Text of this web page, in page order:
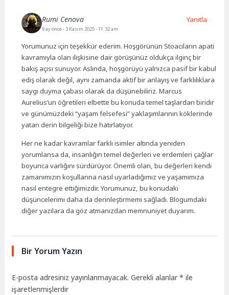
Rumi Cenova
9 ay önce- 3 Kasım 2025 - 11:32 am
Yorumunuz için teşekkür ederim. Hoşgörünün Stoacıların apati
kavramıyla olan ilişkisine dair görüşünüz oldukça ilginç bir
bakış açısı sunuyor. Aslında, hoşgörüyü yalnızca pasif bir kabul
ediş olarak değil, aynı zamanda aktif bir anlayış ve farklılıklara
saygı duyma çabası olarak da düşünebiliriz. Marcus
Aurelius’un öğretileri elbette bu konuda temel taşlardan biridir
ve günümüzdeki “yaşam felsefesi” yaklaşımlarının köklerinde
yatan derin bilgeliği bize hatırlatıyor.
Her ne kadar kavramlar farklı isimler altında yeniden
yorumlansa da, insanlığın temel değerleri ve erdemleri çağlar
boyunca varlığını sürdürüyor. Önemli olan, bu değerleri kendi
zamanımızın koşullarına nasıl uyarladığımız ve yaşamımıza
nasıl entegre ettiğimizdir. Yorumunuz, bu konudaki
düşüncelerimi daha da derinleştirmemi sağladı. Blogumdaki
diğer yazılara da göz atmanızdan memnuniyet duyarım.
Yanıtla
Bir Yorum Yazın
E-posta adresiniz yayınlanmayacak. Gerekli alanlar* ile
işaretlenmişlerdir